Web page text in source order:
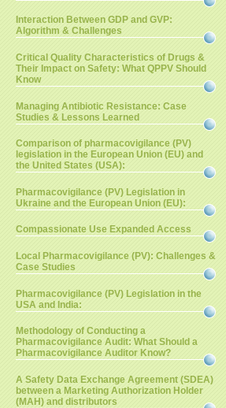
Interaction Between GDP and GVP:
Algorithm & Challenges
Critical Quality Characteristics of Drugs &
Their Impact on Safety: What QPPV Should
Know
Managing Antibiotic Resistance: Case
Studies & Lessons Learned
Comparison of pharmacovigilance (PV)
legislation in the European Union (EU) and
the United States (USA):
Pharmacovigilance (PV) Legislation in
Ukraine and the European Union (EU):
Compassionate Use Expanded Access
Local Pharmacovigilance (PV): Challenges &
Case Studies
Pharmacovigilance (PV) Legislation in the
USA and India:
Methodology of Conducting a
Pharmacovigilance Audit: What Should a
Pharmacovigilance Auditor Know?
A Safety Data Exchange Agreement (SDEA)
between a Marketing Authorization Holder
(MAH) and distributors